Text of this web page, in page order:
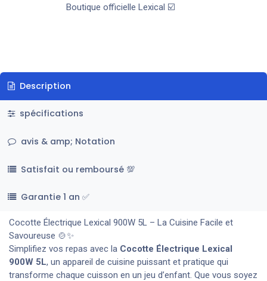
Boutique officielle Lexical ☑️
Description
spécifications
avis & amp; Notation
Satisfait ou remboursé 💯
Garantie 1 an ✅
Cocotte Électrique Lexical 900W 5L – La Cuisine Facile et
Savoureuse 🍲✨
Simplifiez vos repas avec la Cocotte Électrique Lexical
900W 5L, un appareil de cuisine puissant et pratique qui
transforme chaque cuisson en un jeu d’enfant. Que vous soyez